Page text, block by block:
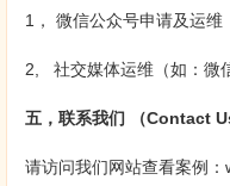
1， 微信公众号申请及运维
2, 社交媒体运维（如：微
五，联系我们 （Contact
请访问我们网站查看案例：